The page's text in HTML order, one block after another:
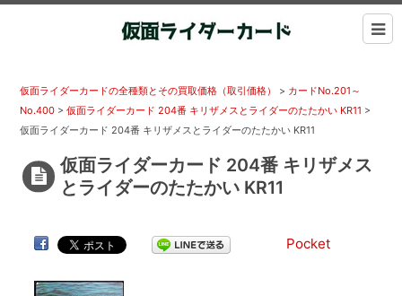
仮面ライダーカードの全種類とその買取価格（取引価格） > カードNo.201～
No.400 >仮面ライダーカード 204番 キリザメスとライダーのたたかい KR11 >
仮面ライダーカード 204番 キリザメスとライダーのたたかい KR11
仮面ライダーカード 204番 キリザメス
とライダーのたたかい KR11
Pocket